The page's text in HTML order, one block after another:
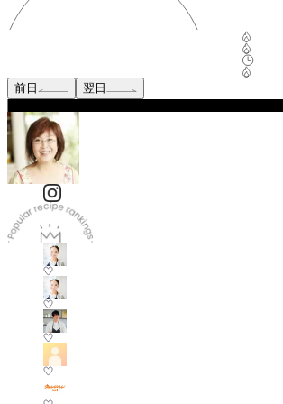
前日 翌日